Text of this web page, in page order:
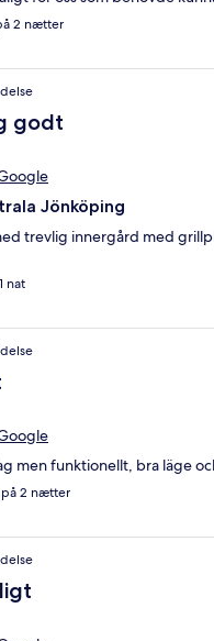
2 nætter
godt
Jönköping
trevlig innergård med
nat
men funktionellt, bra läge
på 2 nætter